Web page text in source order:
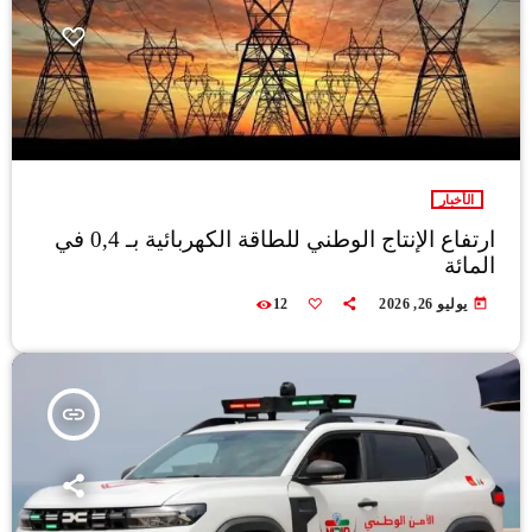
الأخبار
ارتفاع الإنتاج الوطني للطاقة الكهربائية بـ 0,4 في
المائة
today يوليو 26, 2026 12
insert_link